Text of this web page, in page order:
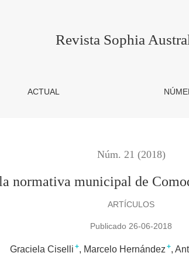
Comodoro Rivadavia, Argentina (1985-
Revista Sophia
ACTUAL
Núm. 21 (2018)
normativa municipal de
ARTÍCULOS
Publicado 26-06-2018
Graciela Ciselli + Marcelo Hernández +